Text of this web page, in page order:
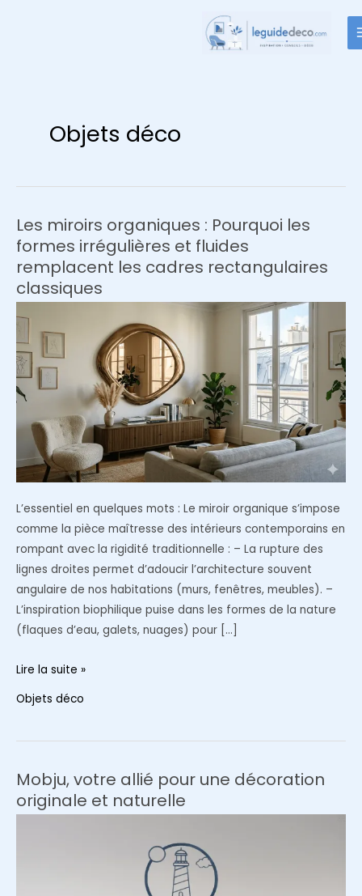
Objets déco
Les miroirs organiques : Pourquoi les
formes irrégulières et fluides
remplacent les cadres rectangulaires
classiques
L’essentiel en quelques mots : Le miroir organique s’impose
comme la pièce maîtresse des intérieurs contemporains en
rompant avec la rigidité traditionnelle : – La rupture des
lignes droites permet d’adoucir l’architecture souvent
angulaire de nos habitations (murs, fenêtres, meubles). –
L’inspiration biophilique puise dans les formes de la nature
(flaques d’eau, galets, nuages) pour […]
Les
organiques
les
formes
irrégulières
Lire la suite »
Objets déco
Mobju, votre allié pour une décoration
originale et naturelle